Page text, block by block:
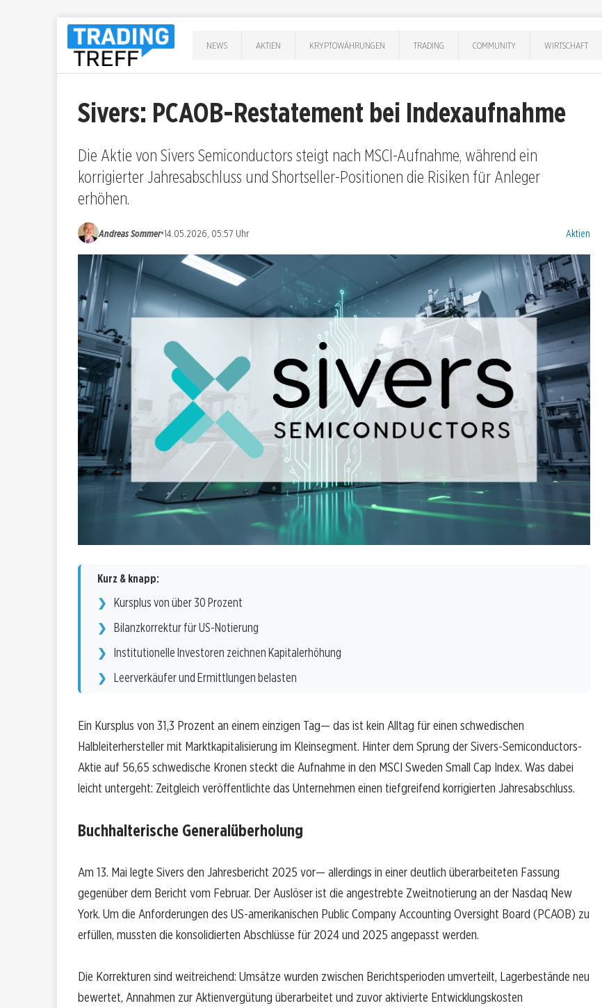
NEWS AKTIEN KRYPTOWÄHRUNGEN TRADING COMMUNITY WIRTSCHAFT
Sivers: PCAOB-Restatement bei Indexaufnahme
Die Aktie von Sivers Semiconductors steigt nach MSCI-Aufnahme, während ein
korrigierter Jahresabschluss und Shortseller-Positionen die Risiken für Anleger
erhöhen.
Andreas Sommer•14.05.2026, 05:57 Uhr Kategorien:
Aktien
Kurz & knapp:
Kursplus von über 30 Prozent
Bilanzkorrektur für US-Notierung
Institutionelle Investoren zeichnen Kapitalerhöhung
Leerverkäufer und Ermittlungen belasten
Ein Kursplus von 31,3 Prozent an einem einzigen Tag— das ist kein Alltag für einen schwedischen
Halbleiterhersteller mit Marktkapitalisierung im Kleinsegment. Hinter dem Sprung der Sivers-Semiconductors-
Aktie auf 56,65 schwedische Kronen steckt die Aufnahme in den MSCI Sweden Small Cap Index. Was dabei
leicht untergeht: Zeitgleich veröffentlichte das Unternehmen einen tiefgreifend korrigierten Jahresabschluss.
Buchhalterische Generalüberholung
Am 13. Mai legte Sivers den Jahresbericht 2025 vor— allerdings in einer deutlich überarbeiteten Fassung
gegenüber dem Bericht vom Februar. Der Auslöser ist die angestrebte Zweitnotierung an der Nasdaq New
York. Um die Anforderungen des US-amerikanischen Public Company Accounting Oversight Board (PCAOB) zu
erfüllen, mussten die konsolidierten Abschlüsse für 2024 und 2025 angepasst werden.
Die Korrekturen sind weitreichend: Umsätze wurden zwischen Berichtsperioden umverteilt, Lagerbestände neu
bewertet, Annahmen zur Aktienvergütung überarbeitet und zuvor aktivierte Entwicklungskosten